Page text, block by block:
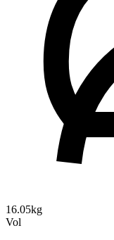
16.05kg
Vol